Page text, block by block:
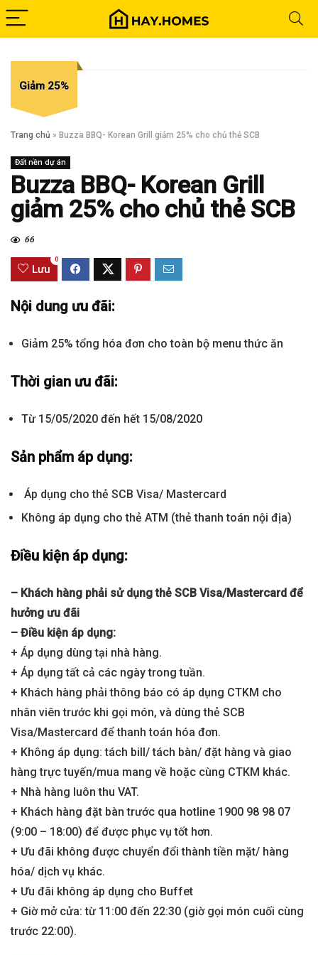
Giảm 25%
Trang chủ » Buzza BBQ- Korean Grill giảm 25% cho chủ thẻ SCB
Đất nền dự án
Buzza BBQ- Korean Grill
giảm 25% cho chủ thẻ SCB
66
Lưu
0
Nội dung ưu đãi:
Giảm 25% tổng hóa đơn cho toàn bộ menu thức ăn
Thời gian ưu đãi:
Từ 15/05/2020 đến hết 15/08/2020
Sản phẩm áp dụng:
Áp dụng cho thẻ SCB Visa/ Mastercard
Không áp dụng cho thẻ ATM (thẻ thanh toán nội địa)
Điều kiện áp dụng:
– Khách hàng phải sử dụng thẻ SCB Visa/Mastercard để
hưởng ưu đãi
– Điều kiện áp dụng:
+ Áp dụng dùng tại nhà hàng.
+ Áp dụng tất cả các ngày trong tuần.
+ Khách hàng phải thông báo có áp dụng CTKM cho
nhân viên trước khi gọi món, và dùng thẻ SCB
Visa/Mastercard để thanh toán hóa đơn.
+ Không áp dụng: tách bill/ tách bàn/ đặt hàng và giao
hàng trực tuyến/mua mang về hoặc cùng CTKM khác.
+ Nhà hàng luôn thu VAT.
+ Khách hàng đặt bàn trước qua hotline 1900 98 98 07
(9:00 – 18:00) để được phục vụ tốt hơn.
+ Ưu đãi không được chuyển đổi thành tiền mặt/ hàng
hóa/ dịch vụ khác.
+ Ưu đãi không áp dụng cho Buffet
+ Giờ mở cửa: từ 11:00 đến 22:30 (giờ gọi món cuối cùng
trước 22:00).